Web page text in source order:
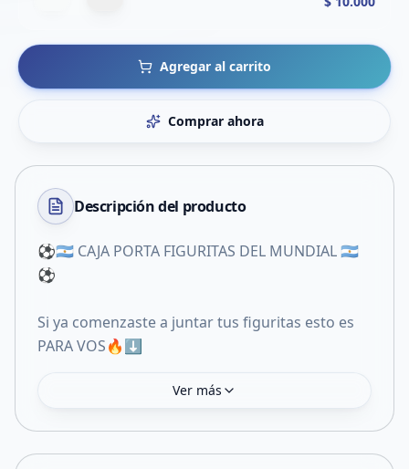
Agregar al carrito
Comprar ahora
Descripción del producto
⚽️🇦🇷 CAJA PORTA FIGURITAS DEL MUNDIAL 🇦🇷
⚽️
Si ya comenzaste a juntar tus figuritas esto es
PARA VOS🔥⬇️
Ver más